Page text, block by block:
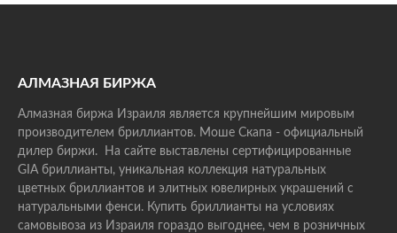
АЛМАЗНАЯ БИРЖА
Алмазная биржа Израиля является крупнейшим мировым
производителем бриллиантов. Моше Скапа - официальный
дилер биржи. На сайте выставлены сертифицированные
GIA бриллианты, уникальная коллекция натуральных
цветных бриллиантов и элитных ювелирных украшений с
натуральными фенси. Купить бриллианты на условиях
самовывоза из Израиля гораздо выгоднее, чем в розничных